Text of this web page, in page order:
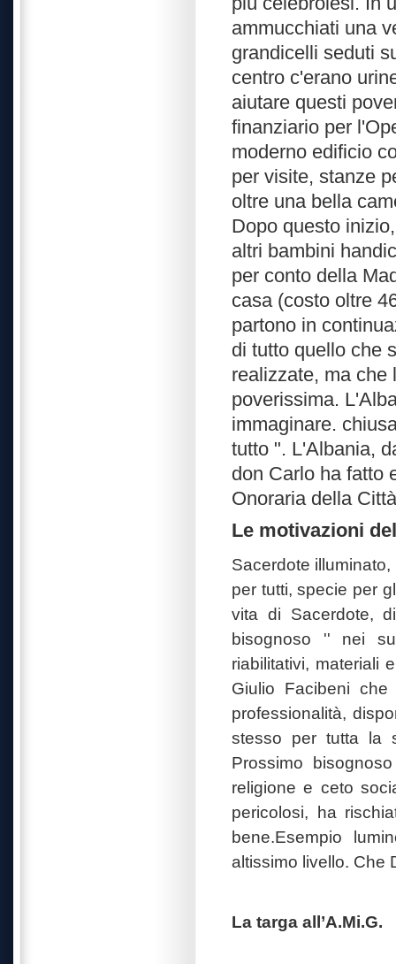
ammucchiati una
grandicelli seduti
centro c'erano
aiutare questi
finanziario per
moderno edificio
per visite, stanze
oltre una bella
Dopo questo
altri bambini
per conto della
casa (costo oltre
partono in
di tutto quello che
realizzate, ma che
poverissima.
immaginare.
tutto ". L'Albania,
don Carlo ha fatto
Onoraria della
Le motivazioni
Sacerdote
per tutti, specie per
vita di Sacerdote,
bisognoso '' nei
riabilitativi, materiali
Giulio Facibeni
professionalità,
stesso per tutta la
Prossimo
religione e ceto
pericolosi, ha
bene.Esempio
altissimo livello. Che
La targa all’A.Mi.G.